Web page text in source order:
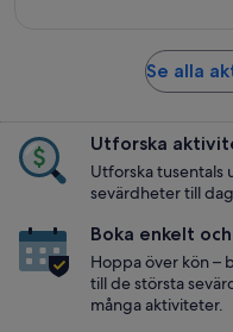
Se alla
Utforska
Utforska tusentals
sevärdheter till
Boka enkelt
Hoppa över kön –
till de största
många aktiviteter.